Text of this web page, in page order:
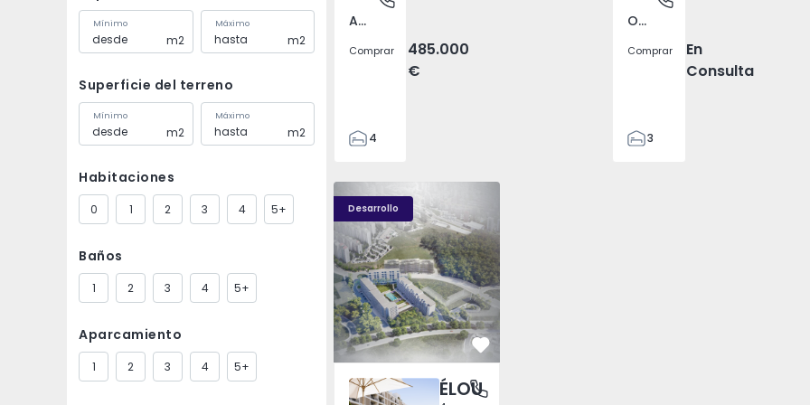
Mínimo
m2
Máximo
m2
Superficie del terreno
Mínimo
m2
Máximo
m2
Habitaciones
0 1 2 3 4 5+
Baños
1 2 3 4 5+
Aparcamiento
1 2 3 4 5+
Amarante (São Gonçalo), Madalena, Cepelos e Gatão, Porto
Comprar
485.000
€
4
187
382
1493
2
Oliveira do Douro, Porto
Comprar
En
Consulta
3
Desarrollo
Élou - 1 Élou - 10
Santo António dos Cavaleiros e Frielas, Lisboa
Favorito
ÉLOU